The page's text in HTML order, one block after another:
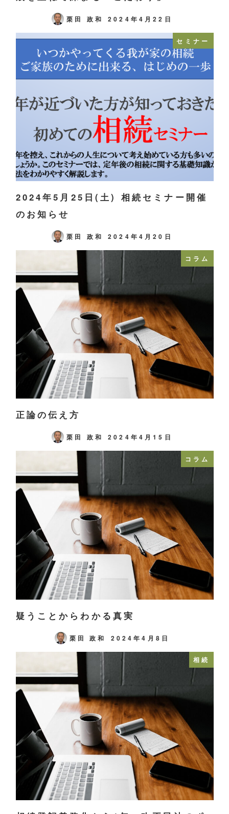
栗田 政和 2024年4月22日
セミナー
2024年5月25日(土) 相続セミナー開催
のお知らせ
栗田 政和 2024年4月20日
コラム
正論の伝え方
栗田 政和 2024年4月15日
コラム
疑うことからわかる真実
栗田 政和 2024年4月8日
相続